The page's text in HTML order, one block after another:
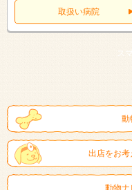
取扱い病院
ス
動
出店をお考
動物ナ